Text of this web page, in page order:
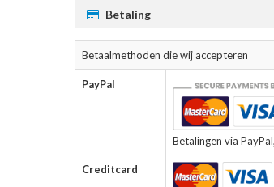
Betaling
Betaalmethoden die wij accepteren
PayPal
Betalingen via
Creditcard